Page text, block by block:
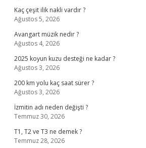
Kaç çeşit ilik nakli vardır ?
Ağustos 5, 2026
Avangart müzik nedir ?
Ağustos 4, 2026
2025 koyun kuzu desteği ne kadar ?
Ağustos 3, 2026
200 km yolu kaç saat sürer ?
Ağustos 3, 2026
İzmitin adı neden değişti ?
Temmuz 30, 2026
T1, T2 ve T3 ne demek ?
Temmuz 28, 2026